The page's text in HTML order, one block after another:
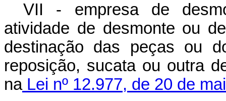
VII - empresa de
atividade de desmonte ou
destinação das peças ou
reposição, sucata ou outra
naLei nº 12.977, de 20 de